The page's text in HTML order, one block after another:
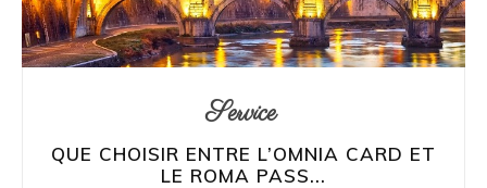
Service
QUE CHOISIR ENTRE L’OMNIA CARD ET
LE ROMA PASS...